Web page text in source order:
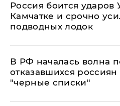
Россия боится ударов
Камчатке и срочно
подводных лодок
​В РФ началась волна
отказавшихся россиян
"черные списки"